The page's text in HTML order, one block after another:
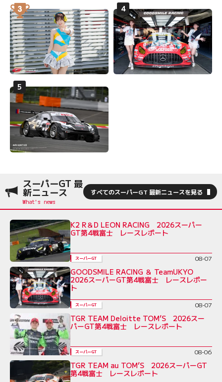
スーパーGT 最
新ニュース すべてのスーパーGT 最新ニュースを見る
K2 R＆D LEON RACING 2026スーパー
GT第4戦富士 レースレポート
スーパーGT 08-07
GOODSMILE RACING ＆ TeamUKYO
2026スーパーGT第4戦富士 レースレポー
ト
スーパーGT 08-07
TGR TEAM Deloitte TOM’S 2026スー
パーGT第4戦富士 レースレポート
スーパーGT 08-06
TGR TEAM au TOM’S 2026スーパーGT
第4戦富士 レースレポート